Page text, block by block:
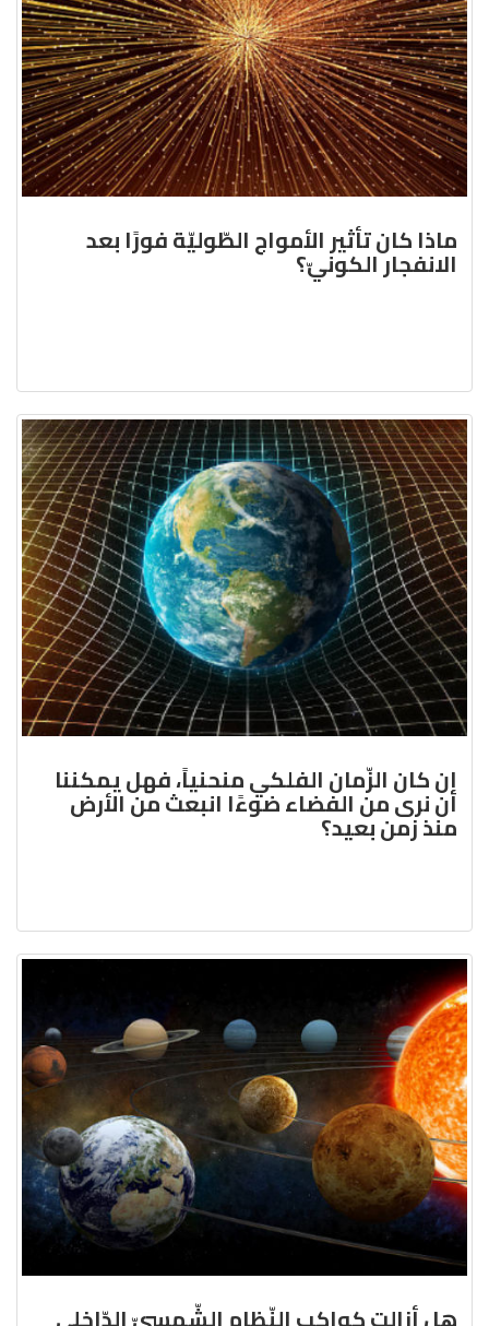
ماذا كان تأثير الأمواج الطّوليّة فورًا بعد
الانفجار الكونيّ؟
إن كان الزّمان الفلكي منحنياً، فهل يمكننا
أن نرى من الفضاء ضوءًا انبعث من الأرض
منذ زمن بعيد؟